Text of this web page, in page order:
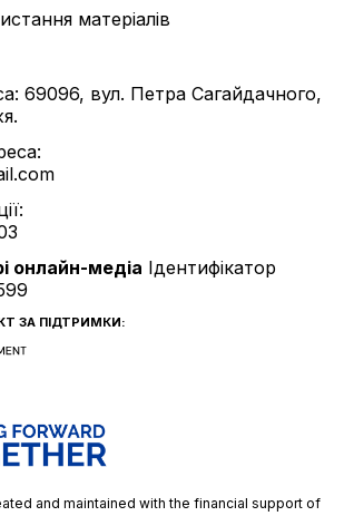
матеріалів
69096, вул. Петра Сагайдачного,
онлайн-медіа Ідентифікатор
ЗА ПІДТРИМКИ:
and maintained with the financial support of